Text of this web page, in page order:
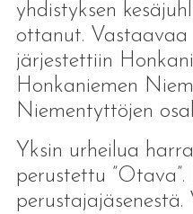
yhdistyksen
ottanut. Vastaavaa
järjestettiin
Honkaniemen
Niementyttöjen
Yksin urheilua
perustettu